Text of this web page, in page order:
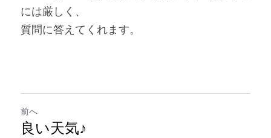
には厳しく、
質問に答えてくれます。
前へ
良い天気♪